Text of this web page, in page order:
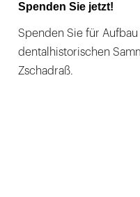
Spenden Sie jetzt!
Spenden Sie für
dentalhistorischen
Zschadraß.